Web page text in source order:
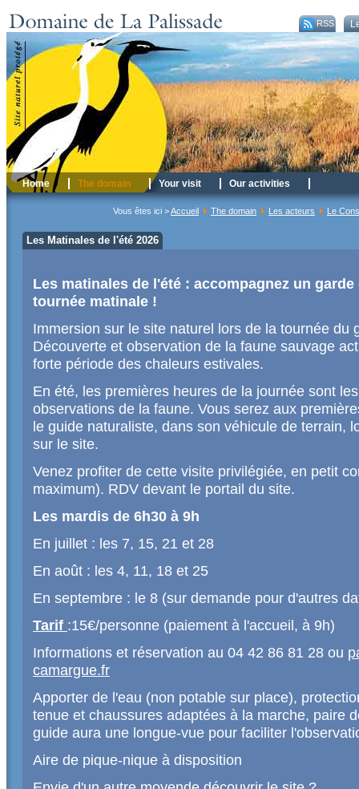
RSS
Home The domain Your visit Our activities
Vous êtes ici >Accueil The domain Les acteurs Le
Les Matinales de l'été 2026
Les matinales de l'été : accompagnez un
tournée matinale !
Immersion sur le site naturel lors de la tournée du
Découverte et observation de la faune sauvage
forte période des chaleurs estivales.
En été, les premières heures de la journée sont
observations de la faune. Vous serez aux
le guide naturaliste, dans son véhicule de terrain,
sur le site.
Venez profiter de cette visite privilégiée, en petit
maximum). RDV devant le portail du site.
Les mardis de 6h30 à 9h
En juillet : les 7, 15, 21 et 28
En août : les 4, 11, 18 et 25
En septembre : le 8 (sur demande pour d'autres
Tarif :15€/personne (paiement à l'accueil, à 9h)
Informations et réservation au 04 42 86 81 28 ou
camargue.fr
Apporter de l'eau (non potable sur place),
tenue et chaussures adaptées à la marche, paire
guide aura une longue-vue pour faciliter
Aire de pique-nique à disposition